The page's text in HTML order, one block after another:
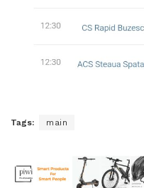
Tags: main